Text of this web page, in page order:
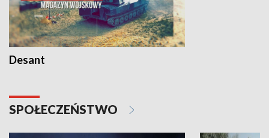
Desant
SPOŁECZEŃSTWO